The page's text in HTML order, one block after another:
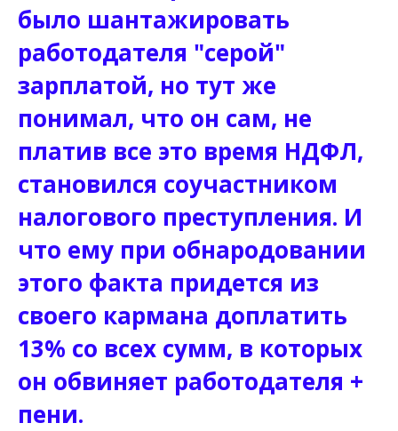
было шантажировать
работодателя "серой"
зарплатой, но тут же
понимал, что он сам, не
платив все это время НДФЛ,
становился соучастником
налогового преступления. И
что ему при обнародовании
этого факта придется из
своего кармана доплатить
13% со всех сумм, в которых
он обвиняет работодателя +
пени.